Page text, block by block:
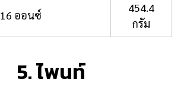
16 ออนซ์
454.4
กรัม
5. ไพนท์